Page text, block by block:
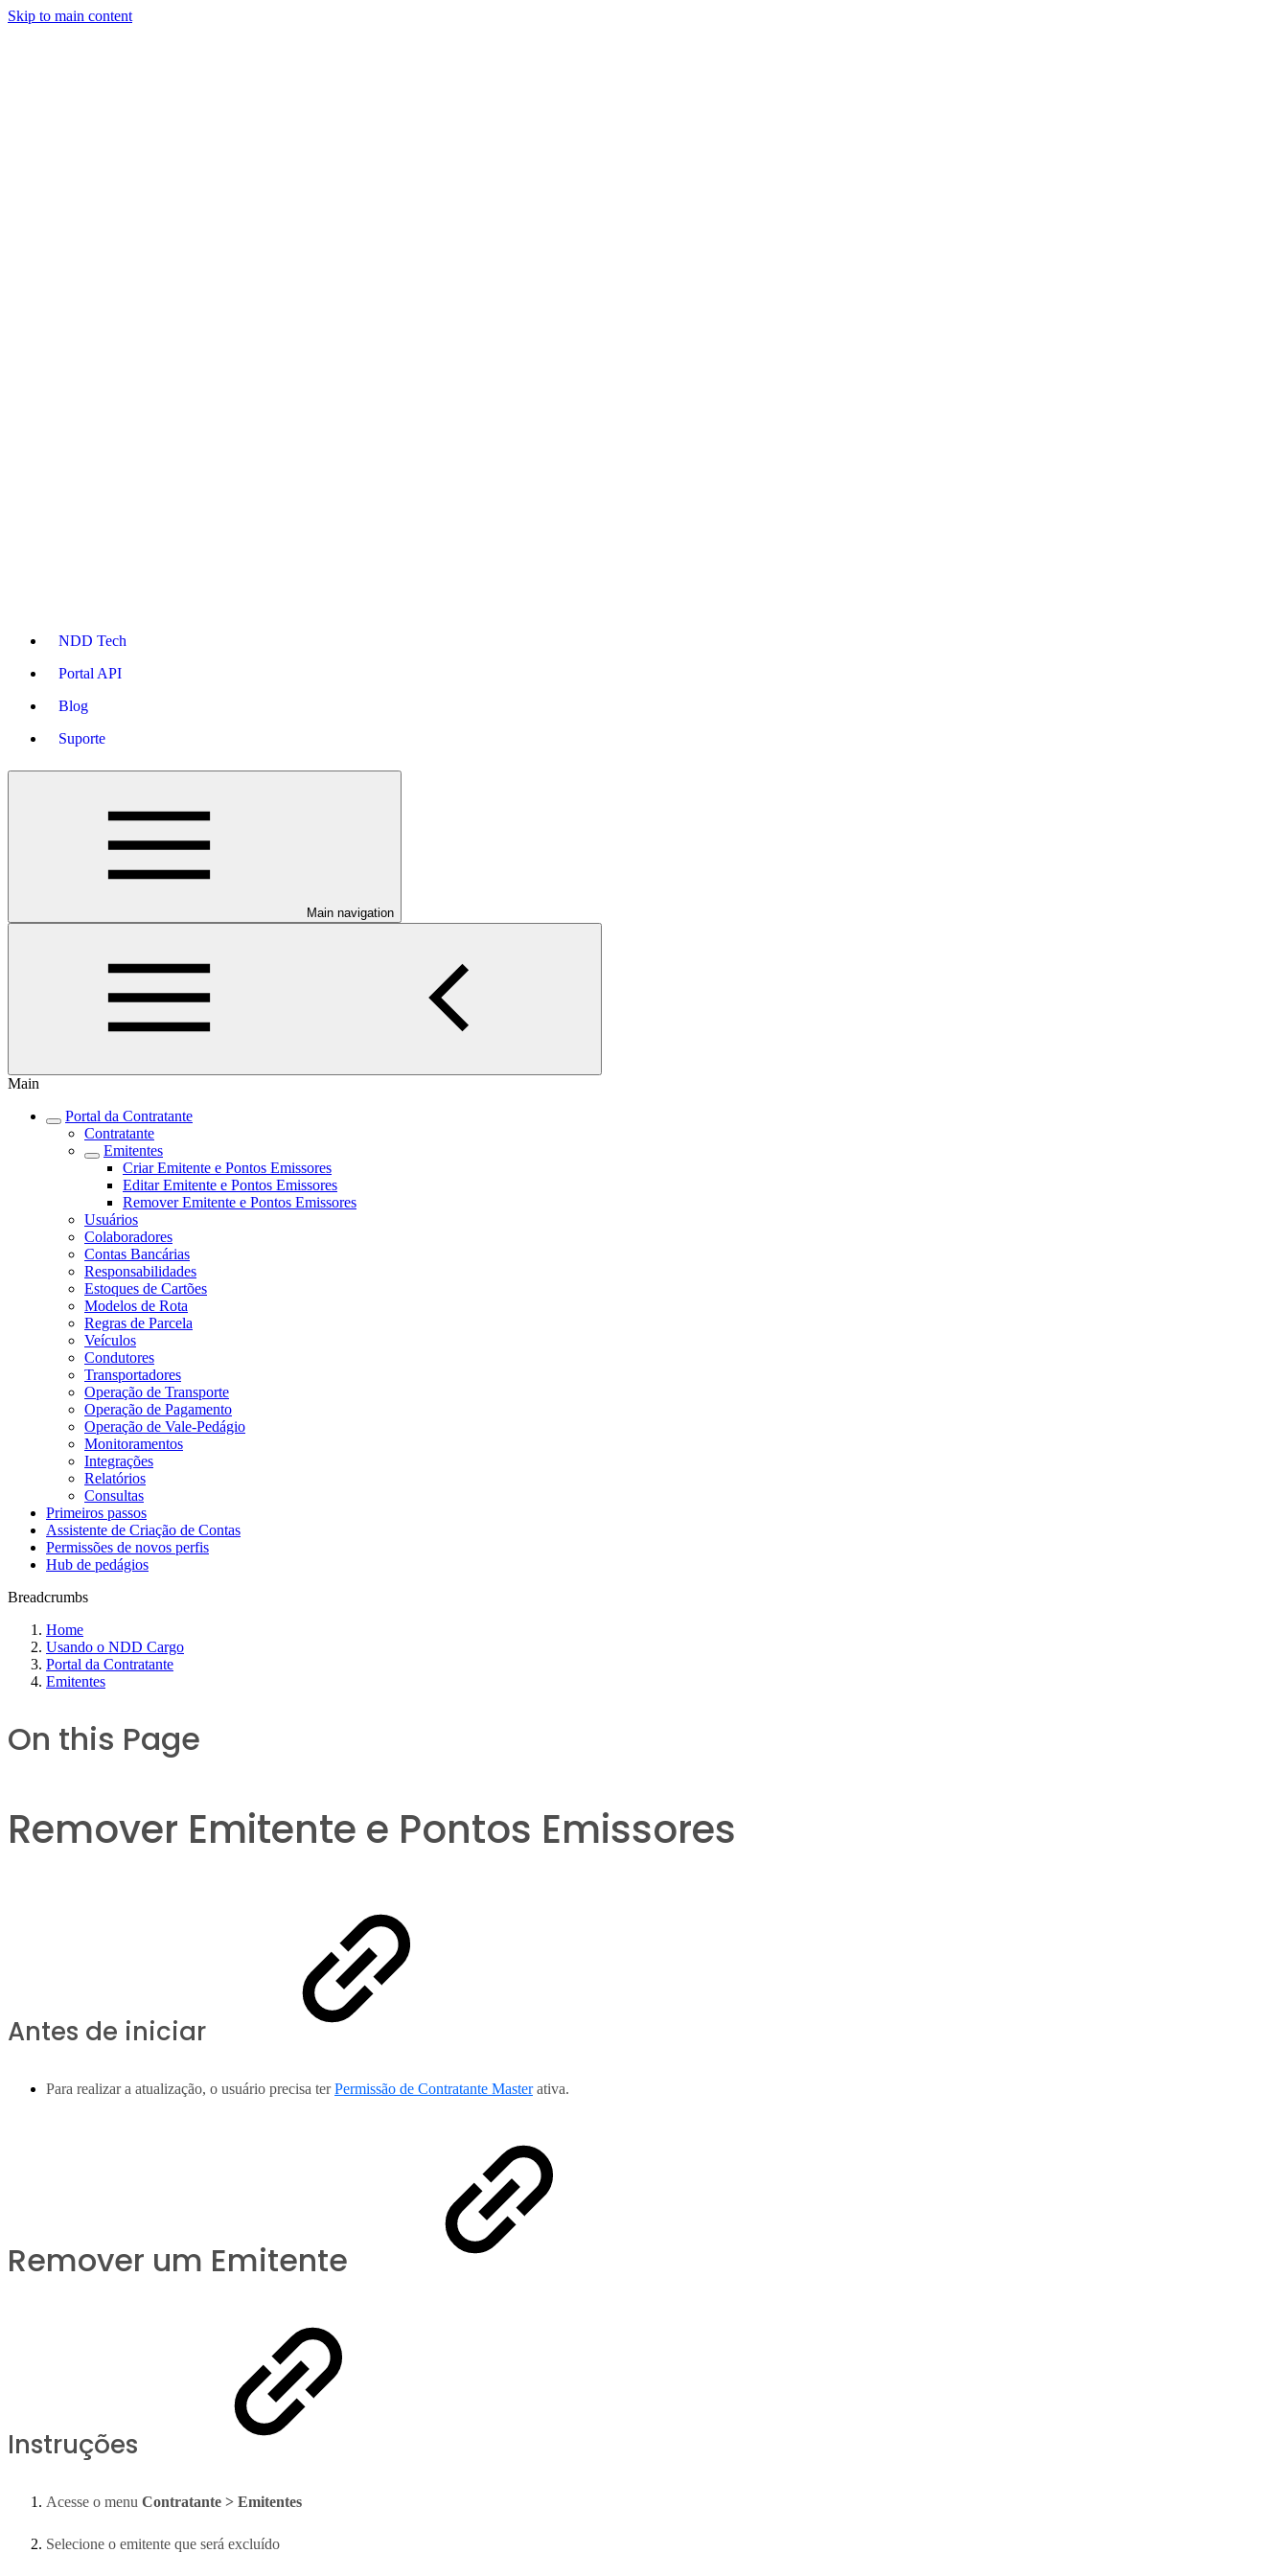
Skip to main content
NDD Tech
Portal API
Blog
Suporte
Main navigation
Main
Portal da Contratante
Contratante
Emitentes
Criar Emitente e Pontos Emissores
Editar Emitente e Pontos Emissores
Remover Emitente e Pontos Emissores
Usuários
Colaboradores
Contas Bancárias
Responsabilidades
Estoques de Cartões
Modelos de Rota
Regras de Parcela
Veículos
Condutores
Transportadores
Operação de Transporte
Operação de Pagamento
Operação de Vale-Pedágio
Monitoramentos
Integrações
Relatórios
Consultas
Primeiros passos
Assistente de Criação de Contas
Permissões de novos perfis
Hub de pedágios
Breadcrumbs
Home
Usando o NDD Cargo
Portal da Contratante
Emitentes
On this Page
Remover Emitente e Pontos Emissores
Antes de iniciar
Para realizar a atualização, o usuário precisa terPermissão de Contratante Masterativa.
Remover um Emitente
Instruções
Acesse o menu Contratante > Emitentes
Selecione o emitente que será excluído